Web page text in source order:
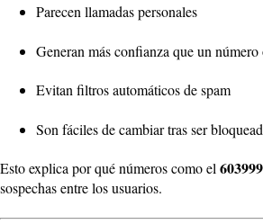
Parecen llamadas personales
Generan más confianza que un
Evitan filtros automáticos de spam
Son fáciles de cambiar tras ser
Esto explica por qué números como el
sospechas entre los usuarios.